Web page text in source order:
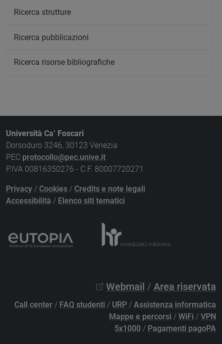
Ricerca strutture
Ricerca pubblicazioni
Ricerca risorse bibliografiche
Università Ca’ Foscari
Dorsoduro 3246, 30123 Venezia
PEC protocollo@pec.unive.it
P.IVA 00816350276 - C.F. 80007720271
Privacy / Cookies / Credits e note legali
Accessibilità / Elenco siti tematici
Webmail / Area riservata
Call center / FAQ studenti / URP / Assistenza informatica
Mappe e percorsi / WiFi / VPN
5x1000 / Pagamenti pagoPA